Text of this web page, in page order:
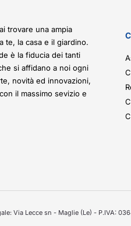
trovare una ampia
te, la casa e il giardino.
è la fiducia dei tanti
si affidano a noi ogni
novità ed innovazioni,
il massimo sevizio e
Via Lecce sn - Maglie (Le) - P.IVA: